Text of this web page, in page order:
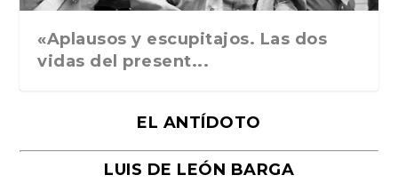
«Aplausos y escupitajos. Las dos
vidas del present...
EL ANTÍDOTO
LUIS DE LEÓN BARGA